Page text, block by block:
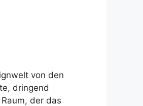
von den
dringend
der das